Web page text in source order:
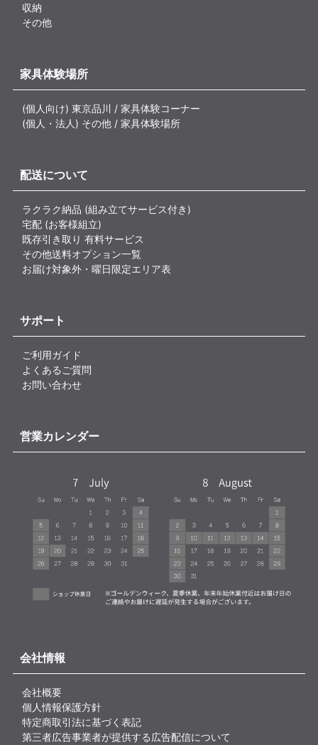
収納
その他
家具体験場所
(個人向け) 東京品川 / 家具体験コーナー
(個人・法人) その他 / 家具体験場所
配送について
ラクラク納品 (組み立てサービス付き)
宅配 (お客様組立)
既存引き取り 有料サービス
その他送料オプション一覧
お届け対象外・曜日限定エリア表
サポート
ご利用ガイド
よくあるご質問
お問い合わせ
営業カレンダー
会社情報
会社概要
個人情報保護方針
特定商取引法に基づく表記
第三者広告事業者が提供する広告配信について